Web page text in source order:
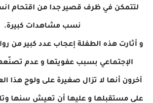
لتتمكن في ظرف قصير جدا من اقتحام
نسب مشاهدات كبيرة.
و أثارت هذه الطفلة إعجاب عدد كبير من
الإجتماعي بسبب عفويتها و عدم
آخرون أنها لا تزال صغيرة على ولوج هذا
على مستقبلها و عليها أن تعيش سنها